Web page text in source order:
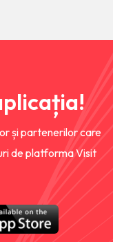
și partenerilor care
de platforma Visit